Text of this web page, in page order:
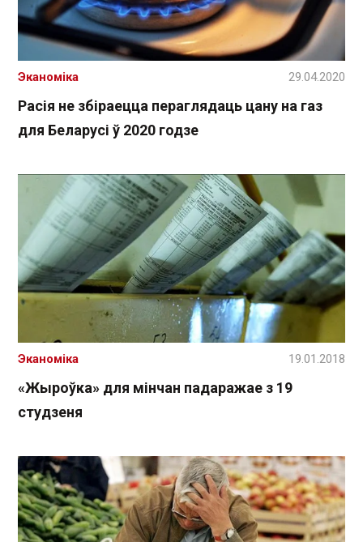
Расія не збіраецца пераглядаць цану на газ
для Беларусі ў 2020 годзе
Эканоміка 29.04.2020
«Жыроўка» для мінчан падаражае з 19
студзеня
Эканоміка 19.01.2018